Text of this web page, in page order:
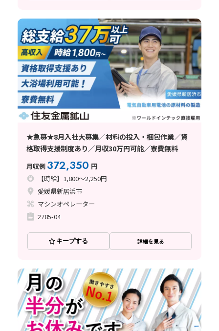
★急募★8月入社大募集／材料の投入・梱包作業／資
格取得支援制度あり／月収30万円可能／寮費無料
月収例 372,350 円
【時給】1,800～2,250円
愛媛県新居浜市
マシンオペレーター
2785-04
キープする 詳細を見る